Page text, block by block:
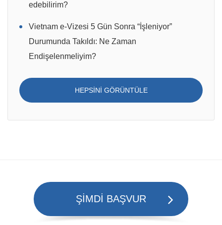
edebilirim?
Vietnam e-Vizesi 5 Gün Sonra “İşleniyor”
Durumunda Takıldı: Ne Zaman
Endişelenmeliyim?
HEPSINI GÖRÜNTÜLE
ŞİMDİ BAŞVUR